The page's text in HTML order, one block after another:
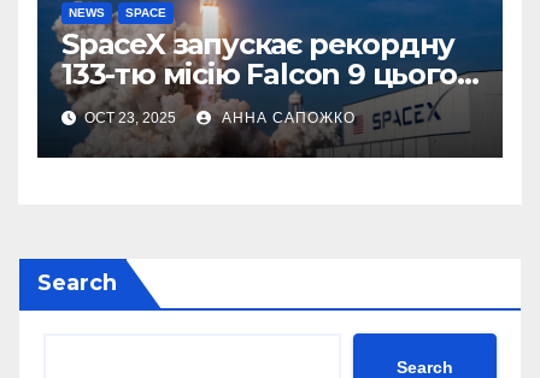
NEWS SPACE
SpaceX запускає рекордну
133-тю місію Falcon 9 цього
року
OCT 23, 2025 АННА САПОЖКО
Search
Search